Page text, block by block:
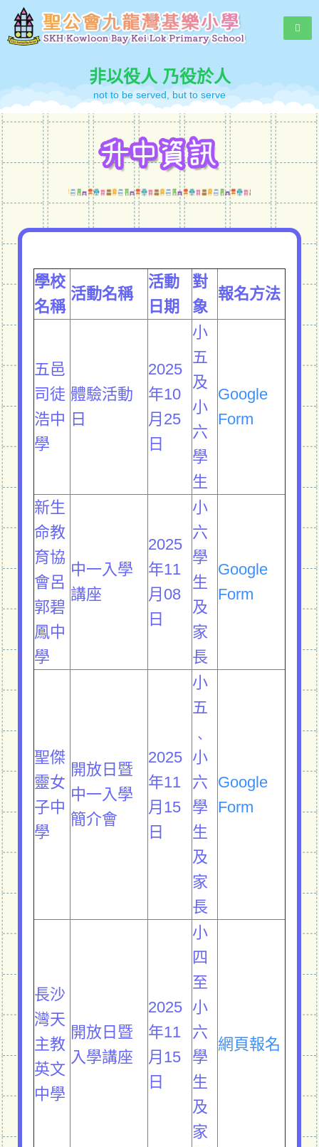
非以役人 乃役於人
not to be served, but to serve
學校
名稱
活動名稱
活動
日期
對
象
報名方法
五邑
司徒
浩中
學
體驗活動
日
2025
年10
月25
日
小
五
及
小
六
學
生
Google
Form
新生
命教
育協
會呂
郭碧
鳳中
學
中一入學
講座
2025
年11
月08
日
小
六
學
生
及
家
長
Google
Form
聖傑
靈女
子中
學
開放日暨
中一入學
簡介會
2025
年11
月15
日
小
五
﹑
小
六
學
生
及
家
長
Google
Form
長沙
灣天
主教
英文
中學
開放日暨
入學講座
2025
年11
月15
日
小
四
至
小
六
學
生
及
家
網頁報名